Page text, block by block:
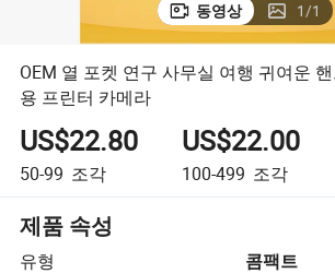
동영상 1/1
OEM 열 포켓 연구 사무실 여행 귀여운
용 프린터 카메라
US$22.80
50-99 조각
US$22.00
100-499 조각
제품 속성
유형
콤팩트